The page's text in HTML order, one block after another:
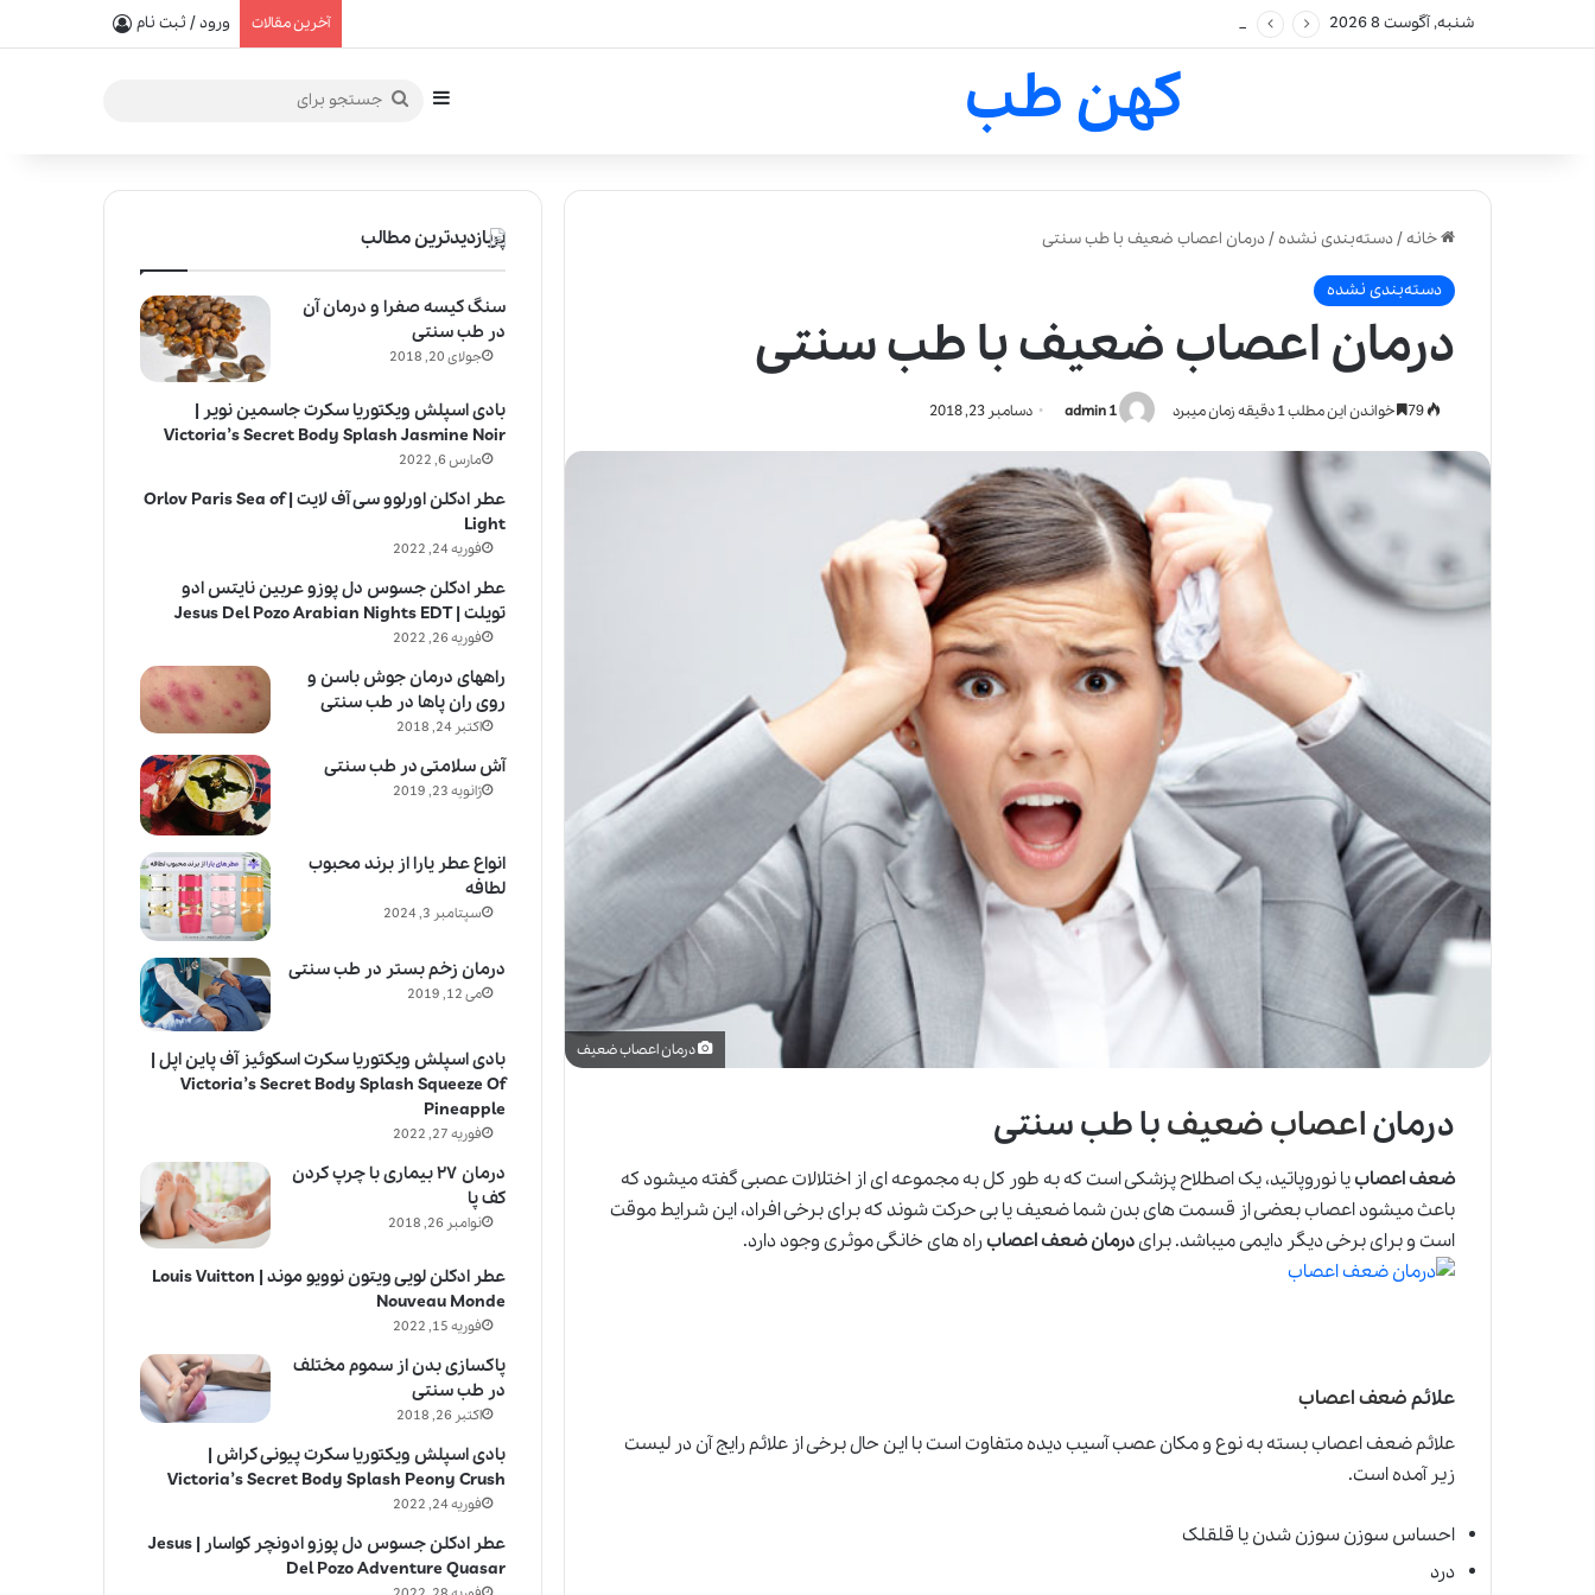
شنبه, آگوست 8 2026 آخرین مقالات ورود / ثبت نام
کهن طب سایدبارجستجو
خانه/دسته‌بندی نشده/درمان اعصاب ضعیف با طب سنتی
دسته‌بندی نشده
درمان اعصاب ضعیف با طب سنتی
admin 1 دسامبر 23, 2018 خواندن این مطلب 1 دقیقه زمان میبرد
درمان اعصاب ضعیف
درماناعصاب ضعیفبا طب سنتی
ضعف اعصابیا نوروپاتید، یک اصطلاح پزشکی است که به طور کل به مجموعه ای از اختلالات عصبی گفته میشود که
باعث میشود اعصاب بعضی از قسمت های بدن شما ضعیف یا بی حرکت شوند که برای برخی افراد، این شرایط موقت
است و برای برخی دیگر دایمی میباشد. برایدرمان ضعف اعصابراه های خانگی موثری وجود دارد.
علائمضعف اعصاب
علائم ضعف اعصاب بسته به نوع و مکان عصب آسیب دیده متفاوت است با این حال برخی از علائم رایج آن در لیست
زیر آمده است.
احساس سوزن سوزن شدن یا قلقلک
درد
پربازدیدترین مطالب
سنگ کیسه صفرا و درمان آن
در طب سنتی
جولای 20, 2018
بادی اسپلش ویکتوریا سکرت جاسمین نویر |
Victoria’s Secret Body Splash Jasmine Noir
مارس 6, 2022
عطر ادکلن اورلوو سی آف لایت | Orlov Paris Sea of
Light
فوریه 24, 2022
عطر ادکلن جسوس دل پوزو عربین نایتس ادو
تویلت | Jesus Del Pozo Arabian Nights EDT
فوریه 26, 2022
راههای درمان جوش باسن و
روی ران پاها در طب سنتی
اکتبر 24, 2018
آش سلامتی در طب سنتی
ژانویه 23, 2019
انواع عطر یارا از برند محبوب
لطافه
سپتامبر 3, 2024
درمان زخم بستر در طب سنتی
می 12, 2019
بادی اسپلش ویکتوریا سکرت اسکوئیز آف پاین اپل |
Victoria’s Secret Body Splash Squeeze Of
Pineapple
فوریه 27, 2022
درمان ۲۷ بیماری با چرپ کردن
کف پا
نوامبر 26, 2018
عطر ادکلن لویی ویتون نوویو موند | Louis Vuitton
Nouveau Monde
فوریه 15, 2022
پاکسازی بدن از سموم مختلف
در طب سنتی
اکتبر 26, 2018
بادی اسپلش ویکتوریا سکرت پیونی کراش |
Victoria’s Secret Body Splash Peony Crush
فوریه 24, 2022
عطر ادکلن جسوس دل پوزو ادونچر کواسار | Jesus
Del Pozo Adventure Quasar